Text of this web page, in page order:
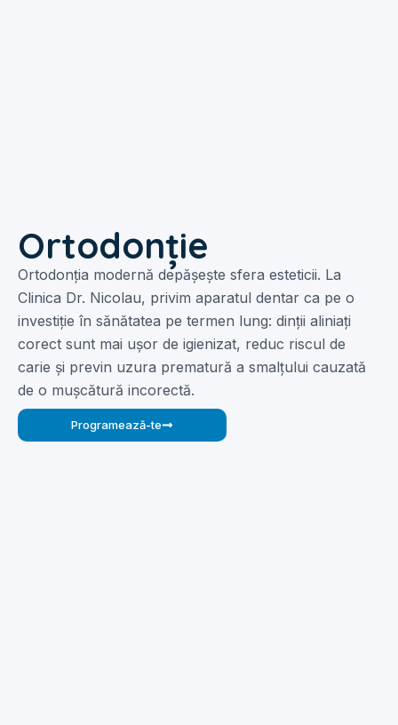
Ortodonție
Ortodonția modernă depășește sfera esteticii. La
Clinica Dr. Nicolau, privim aparatul dentar ca pe o
investiție în sănătatea pe termen lung: dinții aliniați
corect sunt mai ușor de igienizat, reduc riscul de
carie și previn uzura prematură a smalțului cauzată
de o mușcătură incorectă.
Programează-te